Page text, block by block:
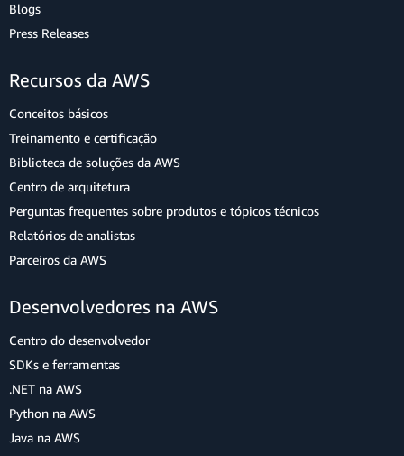
Blogs
Press Releases
Recursos da AWS
Conceitos básicos
Treinamento e certificação
Biblioteca de soluções da AWS
Centro de arquitetura
Perguntas frequentes sobre produtos e tópicos técnicos
Relatórios de analistas
Parceiros da AWS
Desenvolvedores na AWS
Centro do desenvolvedor
SDKs e ferramentas
.NET na AWS
Python na AWS
Java na AWS